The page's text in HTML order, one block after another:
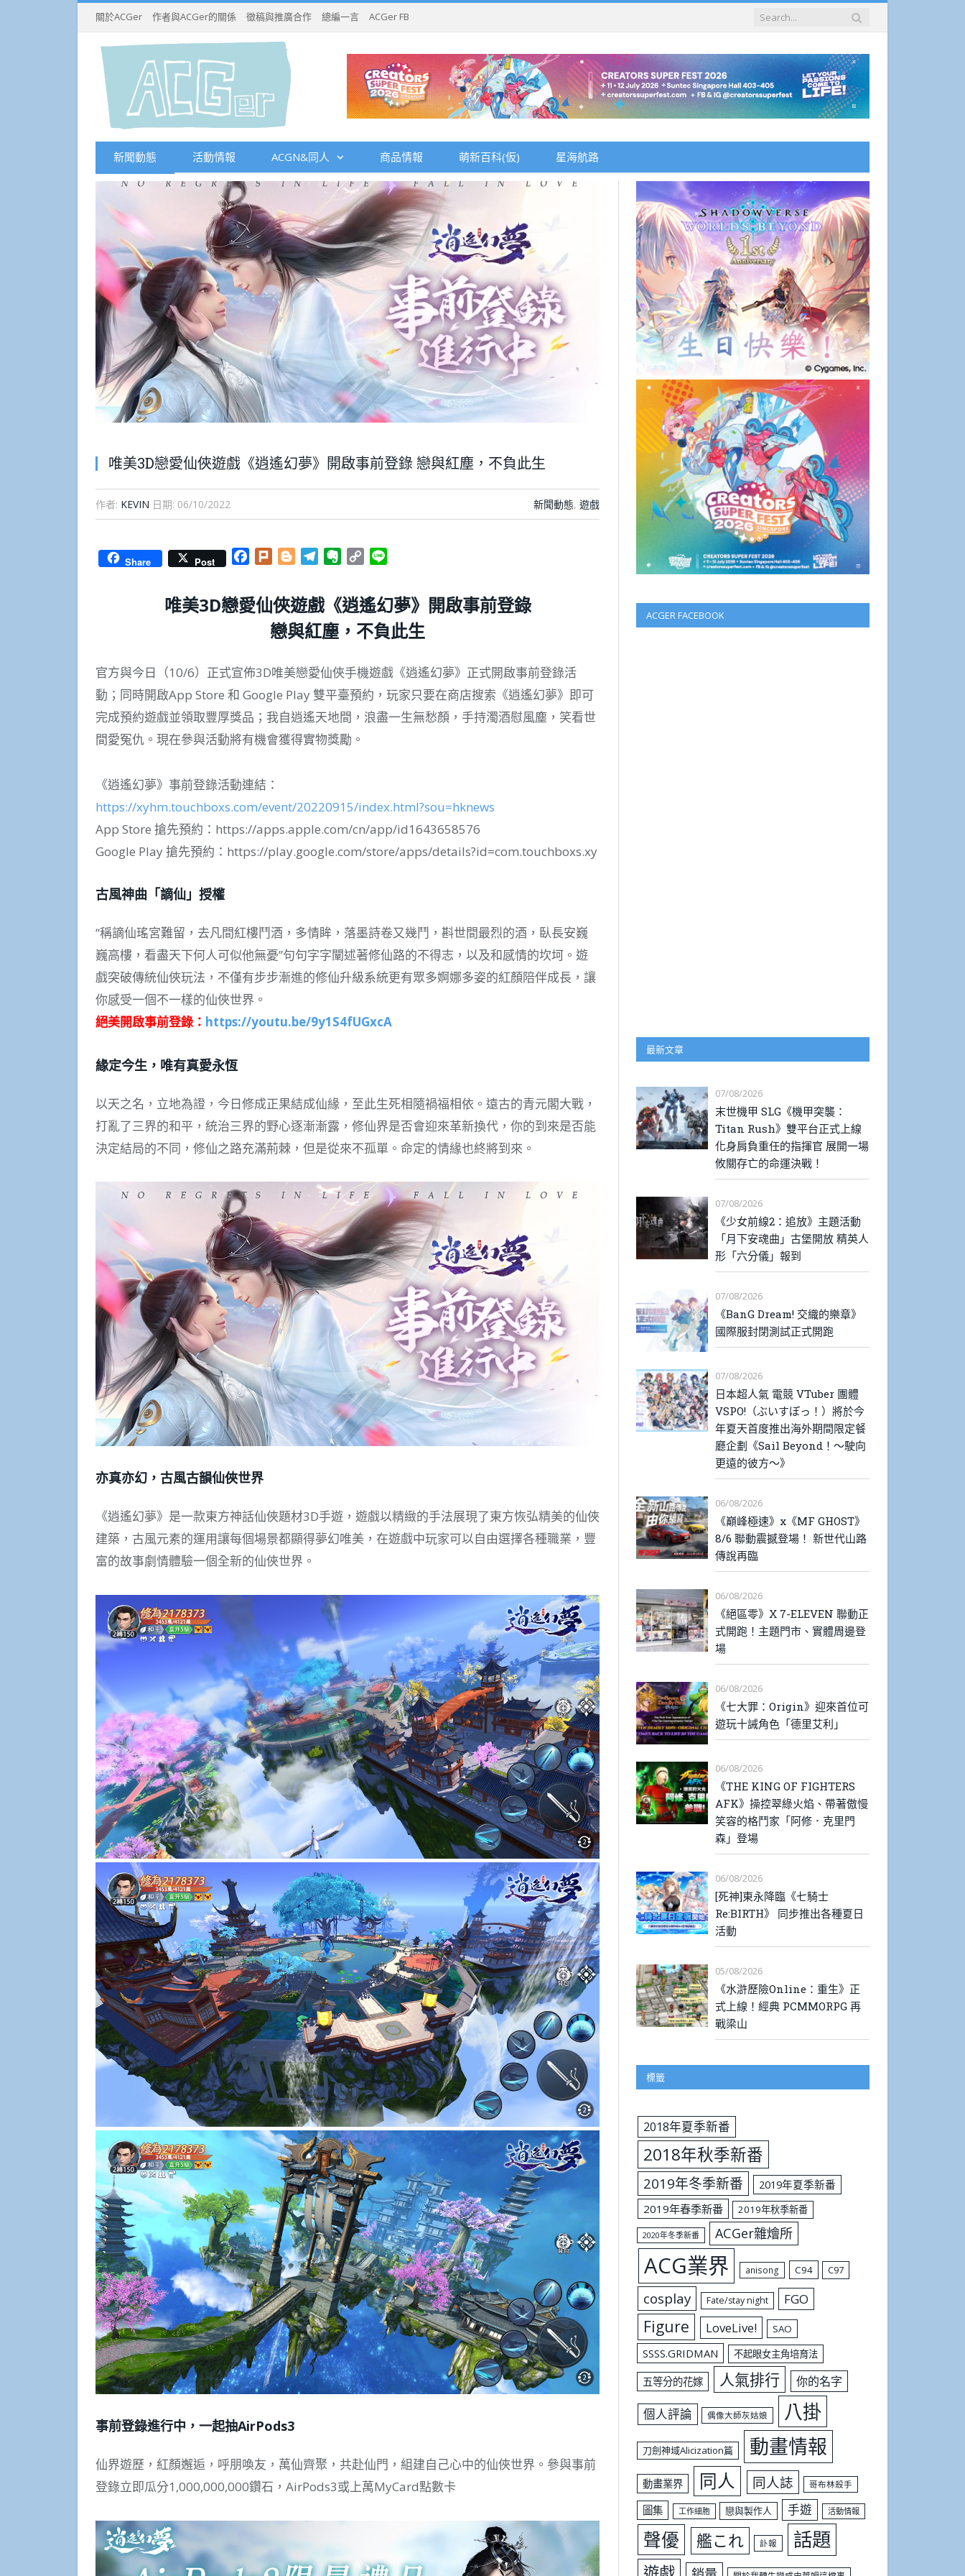
關於ACGer 作者與ACGer的關係 徵稿與推廣合作 總編一言 ACGer FB
新聞動態 活動情報 ACGN&同人 商品情報 萌新百科(仮) 星海航路
唯美3D戀愛仙俠遊戲《逍遙幻夢》開啟事前登錄 戀與紅塵，不負此生
作者: KEVIN 日期: 06/10/2022 新聞動態, 遊戲
Share Post Facebook
Plurk BloggerTelegramEvernote
Copy
唯美3D戀愛仙俠遊戲《逍遙幻夢》開啟事前登錄
戀與紅塵，不負此生
官方與今日（10/6）正式宣佈3D唯美戀愛仙俠手機遊戲《逍遙幻夢》正式開啟事前登錄活
動；同時開啟App Store 和 Google Play 雙平臺預約，玩家只要在商店搜索《逍遙幻夢》即可
完成預約遊戲並領取豐厚獎品；我自逍遙天地間，浪盡一生無愁顏，手持濁酒慰風塵，笑看世
間愛冤仇。現在參與活動將有機會獲得實物獎勵。
《逍遙幻夢》事前登錄活動連結：
https://xyhm.touchboxs.com/event/20220915/index.html?sou=hknews
App Store 搶先預約：https://apps.apple.com/cn/app/id1643658576
Google Play 搶先預約：https://play.google.com/store/apps/details?id=com.touchboxs.xy
古風神曲「謫仙」授權
“稱謫仙瑤宮難留，去凡間紅樓鬥酒，多情眸，落墨詩卷又幾鬥，斟世間最烈的酒，臥長安巍
巍高樓，看盡天下何人可似他無憂”句句字字闡述著修仙路的不得志，以及和感情的坎坷。遊
戲突破傳統仙俠玩法，不僅有步步漸進的修仙升級系統更有眾多婀娜多姿的紅顏陪伴成長，讓
你感受一個不一樣的仙俠世界。
絕美開啟事前登錄： https://youtu.be/9y1S4fUGxcA
緣定今生，唯有真愛永恆
以天之名，立地為證，今日修成正果結成仙緣，至此生死相隨禍福相依。遠古的青元閣大戰，
打亂了三界的和平，統治三界的野心逐漸漸露，修仙界是否會迎來革新換代，你的到來是否能
決定結局的不同，修仙之路充滿荊棘，但是從來不孤單。命定的情緣也終將到來。
亦真亦幻，古風古韻仙俠世界
《逍遙幻夢》是一款東方神話仙俠題材3D手遊，遊戲以精緻的手法展現了東方恢弘精美的仙俠
建築，古風元素的運用讓每個場景都顯得夢幻唯美，在遊戲中玩家可以自由選擇各種職業，豐
富的故事劇情體驗一個全新的仙俠世界。
事前登錄進行中，一起抽AirPods3
仙界遊歷，紅顏邂逅，呼朋喚友，萬仙齊聚，共赴仙門，組建自己心中的仙俠世界。參與事前
登錄立即瓜分1,000,000,000鑽石，AirPods3或上萬MyCard點數卡
ACGER FACEBOOK
最新文章
07/08/2026
末世機甲 SLG《機甲突襲：
Titan Rush》雙平台正式上線
化身肩負重任的指揮官 展開一場
攸關存亡的命運決戰！
07/08/2026
《少女前線2：追放》主題活動
「月下安魂曲」古堡開放 精英人
形「六分儀」報到
07/08/2026
《BanG Dream! 交織的樂章》
國際服封閉測試正式開跑
07/08/2026
日本超人氣 電競 VTuber 團體
VSPO!（ぶいすぽっ！）將於今
年夏天首度推出海外期間限定餐
廳企劃《Sail Beyond！～駛向
更遠的彼方～》
06/08/2026
《巔峰極速》x《MF GHOST》
8/6 聯動震撼登場！ 新世代山路
傳說再臨
06/08/2026
《絕區零》X 7-ELEVEN 聯動正
式開跑！主題門市、實體周邊登
場
06/08/2026
《七大罪：Origin》迎來首位可
遊玩十誡角色「德里艾利」
06/08/2026
《THE KING OF FIGHTERS
AFK》操控翠綠火焰、帶著傲慢
笑容的格鬥家「阿修．克里門
森」登場
06/08/2026
[死神]東永降臨《七騎士
Re:BIRTH》 同步推出各種夏日
活動
05/08/2026
《水滸歷險Online：重生》正
式上線！經典 PCMMORPG 再
戰梁山
標籤
2018年夏季新番
2018年秋季新番
2019年冬季新番
2019年夏季新番
2019年春季新番
2019年秋季新番
2020年冬季新番 ACGer雜燴所
ACG業界 anisong C94 C97
cosplay Fate/stay night FGO
Figure LoveLive! SAO
SSSS.GRIDMAN 不起眼女主角培育法
五等分的花嫁 人氣排行 你的名字
個人評論 偶像大師灰姑娘 八掛
刀劍神域Alicization篇 動畫情報
動畫業界 同人 同人誌 哥布林殺手
圖集 工作細胞 戀與製作人 手遊 活動情報
聲優 艦これ 訃報 話題